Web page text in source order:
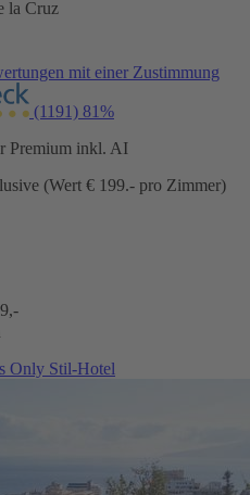
la Cruz
mit einer Zustimmung
(1191) 81%
Premium inkl. AI
(Wert € 199.- pro Zimmer)
Only Stil-Hotel